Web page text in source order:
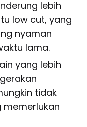
lebih
low cut, yang
nyaman
lama.
yang lebih
tidak
memerlukan